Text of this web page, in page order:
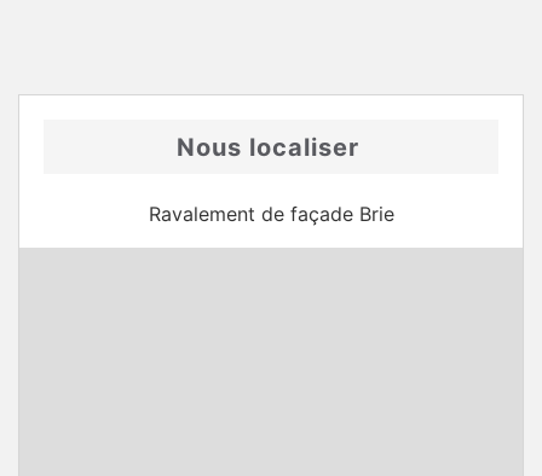
Nous localiser
Ravalement de façade Brie